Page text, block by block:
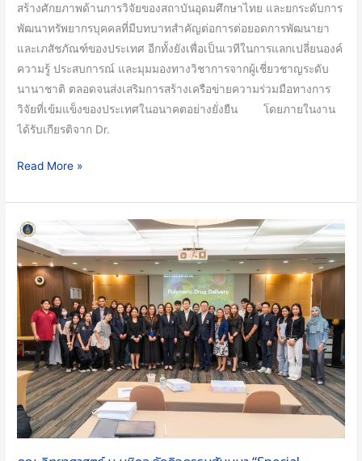
สร้างศักยภาพด้านการวิจัยของสถาบันอุดมศึกษาไทย และยกระดับการ
พัฒนาทรัพยากรบุคคลที่มีบทบาทสำคัญต่อการต่อยอดการพัฒนายา
และเภสัชภัณฑ์ของประเทศ อีกทั้งยังเพื่อเป็นเวทีในการแลกเปลี่ยนองค์
ความรู้ ประสบการณ์ และมุมมองทางวิชาการจากผู้เชี่ยวชาญระดับ
นานาชาติ ตลอดจนส่งเสริมการสร้างเครือข่ายความร่วมมือทางการ
วิจัยที่เข้มแข็งของประเทศในอนาคตอย่างยั่งยืน โดยภายในงาน
ได้รับเกียรติจาก Dr.
ทาง
วิชาการ
ระดับ
นานาชาติ
Read More »
คณะ
วิทยาศาสตร์
ม.มหิดล
จัด
กิจกรรม
สัมมนา
“Special
Lecture
and
Research
Networking